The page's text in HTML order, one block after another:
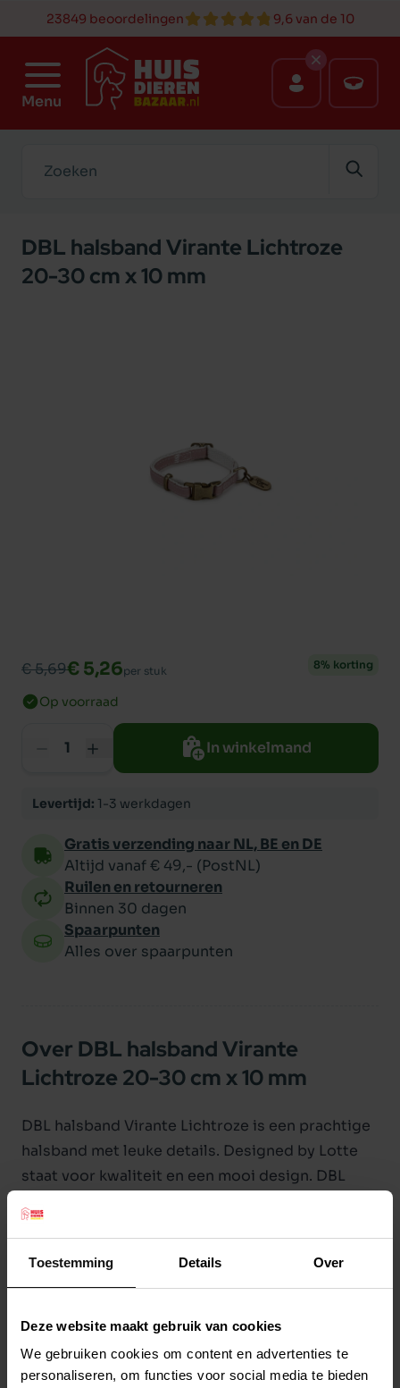
Toestemming Details Over
Deze website maakt gebruik van cookies
We gebruiken cookies om content en advertenties te
personaliseren, om functies voor social media te bieden
23849 beoordelingen 9,6 van de 10
Menu
DBL halsband Virante Lichtroze
20-30 cm x 10 mm
€ 5,69€ 5,26per stuk 8% korting
Op voorraad
In winkelmand
Levertijd: 1-3 werkdagen
Gratis verzending naar NL, BE en DE
Altijd vanaf € 49,- (PostNL)
Ruilen en retourneren
Binnen 30 dagen
Spaarpunten
Alles over spaarpunten
Over DBL halsband Virante
Lichtroze 20-30 cm x 10 mm
DBL halsband Virante Lichtroze is een prachtige
halsband met leuke details. Designed by Lotte
staat voor kwaliteit en een mooi design. DBL
merkplaatje en goede sluiting met kliksysteem.
verkrijgbaar, waarmee u een unieke set kunt
Afmetingen: 20-30 cm en 10 mm dik.
Materiaal: Nylon
Kleur: lichtroze
Lees meer
Productspecificaties
Stel uw bestelherinnering in:(2 weken)